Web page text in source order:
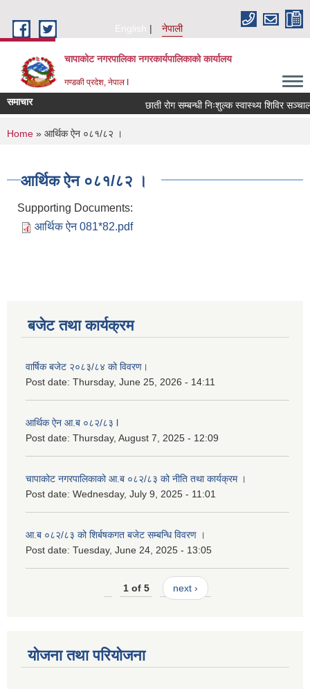
English
नेपाली
चापाकोट नगरपालिका नगरकार्यपालिकाको कार्यालय
गण्डकी प्रदेश, नेपाल I
समाचार छाती रोग सम्बन्धी निःशुल्क स्वास्थ्य शिविर
You are here
Home » आर्थिक ऐन ०८१/८२ ।
आर्थिक ऐन ०८१/८२ ।
Supporting Documents:
आर्थिक ऐन 081*82.pdf
बजेट तथा कार्यक्रम
वार्षिक बजेट २०८३/८४ को विवरण।
Post date: Thursday, June 25, 2026 - 14:11
आर्थिक ऐन आ.ब ०८२/८३ l
Post date: Thursday, August 7, 2025 - 12:09
चापाकोट नगरपालिकाको आ.ब ०८२/८३ को नीति तथा कार्यक्रम ।
Post date: Wednesday, July 9, 2025 - 11:01
आ.ब ०८२/८३ को शिर्बषकगत बजेट सम्बन्धि विवरण ।
Post date: Tuesday, June 24, 2025 - 13:05
1 of 5 next ›
योजना तथा परियोजना